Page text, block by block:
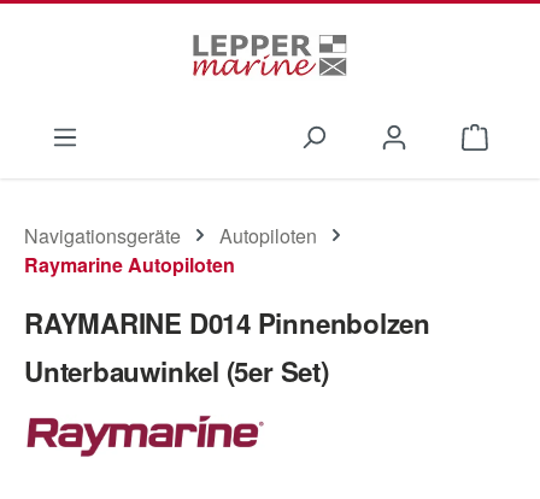
Navigationsgeräte
Autopiloten
Raymarine Autopiloten
RAYMARINE D014 Pinnenbolzen
Unterbauwinkel (5er Set)